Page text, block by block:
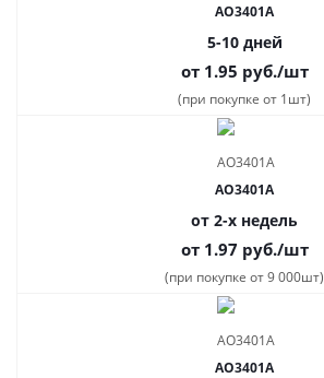
AO3401A
5-10 дней
от 1.95 руб./шт
(при покупке от 1шт)
AO3401A
от 2-х недель
от 1.97 руб./шт
(при покупке от 9 000шт)
AO3401A